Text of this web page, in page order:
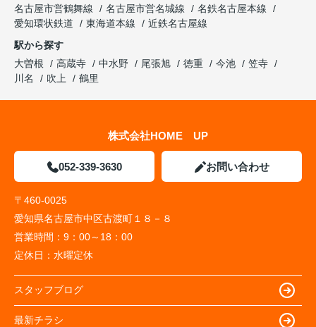
名古屋市営鶴舞線
名古屋市営名城線
名鉄名古屋本線
愛知環状鉄道
東海道本線
近鉄名古屋線
駅から探す
大曽根
高蔵寺 中水野 尾張旭 徳重 今池
笠寺
川名
吹上 鶴里
株式会社HOME UP
052-339-3630 お問い合わせ
〒460-0025
愛知県名古屋市中区古渡町１８－８
営業時間： 9：00～18：00
定休日： 水曜定休
スタッフブログ
最新チラシ